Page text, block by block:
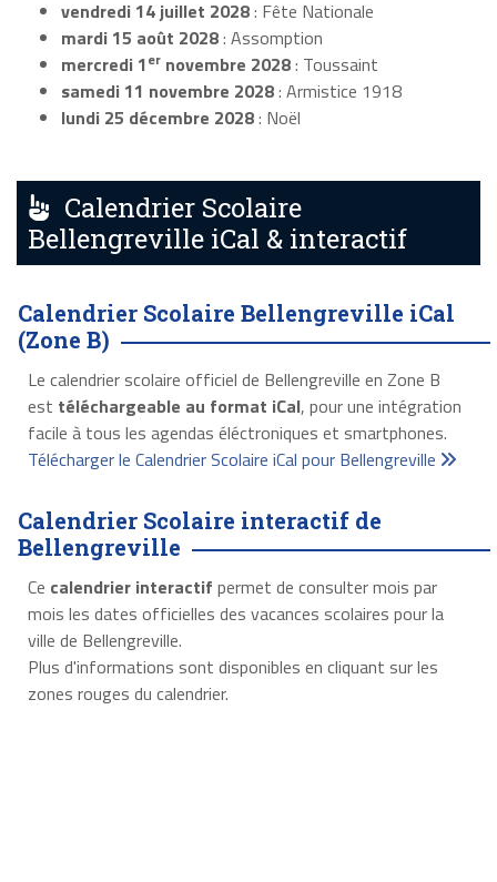
vendredi 14 juillet 2028: Fête Nationale
mardi 15 août 2028: Assomption
mercredi 1er novembre 2028: Toussaint
samedi 11 novembre 2028: Armistice 1918
lundi 25 décembre 2028: Noël
Calendrier Scolaire
Bellengreville iCal & interactif
Calendrier Scolaire Bellengreville iCal
(Zone B)
Le calendrier scolaire officiel de Bellengreville en Zone B
est téléchargeable au format iCal, pour une intégration
facile à tous les agendas éléctroniques et smartphones.
Télécharger le Calendrier Scolaire iCal pour Bellengreville
Calendrier Scolaire interactif de
Bellengreville
Ce calendrier interactif permet de consulter mois par
mois les dates officielles des vacances scolaires pour la
ville de Bellengreville.
Plus d'informations sont disponibles en cliquant sur les
zones rouges du calendrier.